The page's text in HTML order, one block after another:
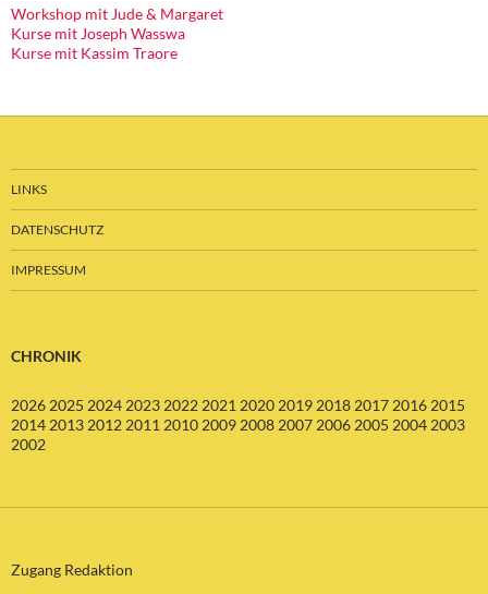
Workshop mit Jude & Margaret
Kurse mit Joseph Wasswa
Kurse mit Kassim Traore
LINKS
DATENSCHUTZ
IMPRESSUM
CHRONIK
2026 2025 2024 2023 2022 2021 2020 2019 2018 2017 2016 2015
2014 2013 2012 2011 2010 2009 2008 2007 2006 2005 2004 2003
2002
Zugang Redaktion